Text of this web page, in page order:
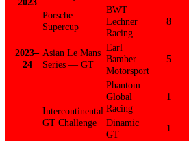
2023
Porsche
Supercup
BWT
Lechner
Racing
8
2023–
24
Asian Le Mans
Series — GT
Earl
Bamber
Motorsport
5
Intercontinental
GT Challenge
Phantom
Global
Racing
1
Dinamic
GT
1